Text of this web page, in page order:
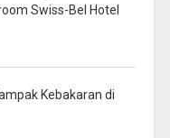
Swiss-Bel Hotel
Kebakaran di